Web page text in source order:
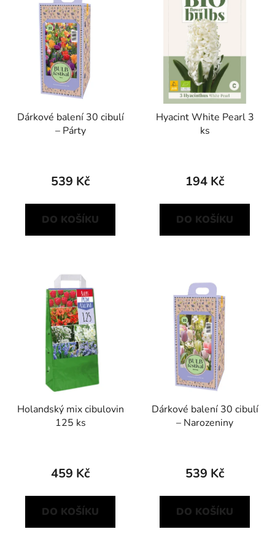
Dárkové balení 30 cibulí
– Párty
539 Kč
DO KOŠÍKU
Hyacint White Pearl 3
ks
194 Kč
DO KOŠÍKU
Holandský mix cibulovin
125 ks
459 Kč
DO KOŠÍKU
Dárkové balení 30 cibulí
– Narozeniny
539 Kč
DO KOŠÍKU